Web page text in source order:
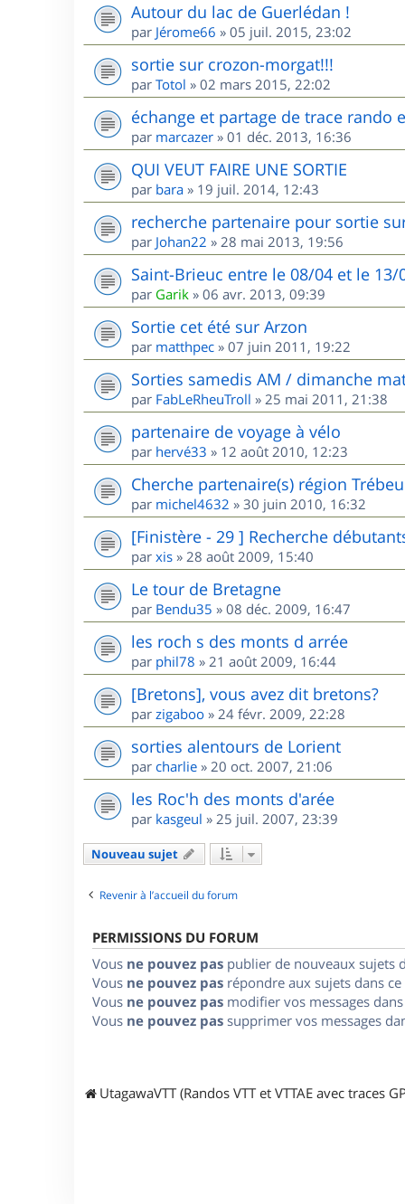
Autour du lac de Guerlédan !
par Jérome66 » 05 juil. 2015, 23:02
sortie sur crozon-morgat!!!
par Totol » 02 mars 2015, 22:02
échange et partage de trace rando
par marcazer » 01 déc. 2013, 16:36
QUI VEUT FAIRE UNE SORTIE
par bara » 19 juil. 2014, 12:43
recherche partenaire pour sortie
par Johan22 » 28 mai 2013, 19:56
Saint-Brieuc entre le 08/04 et le 13/
par Garik » 06 avr. 2013, 09:39
Sortie cet été sur Arzon
par matthpec » 07 juin 2011, 19:22
Sorties samedis AM / dimanche
par FabLeRheuTroll » 25 mai 2011, 21:38
partenaire de voyage à vélo
par hervé33 » 12 août 2010, 12:23
Cherche partenaire(s) région
par michel4632 » 30 juin 2010, 16:32
[Finistère - 29 ] Recherche
par xis » 28 août 2009, 15:40
Le tour de Bretagne
par Bendu35 » 08 déc. 2009, 16:47
les roch s des monts d arrée
par phil78 » 21 août 2009, 16:44
[Bretons], vous avez dit bretons?
par zigaboo » 24 févr. 2009, 22:28
sorties alentours de Lorient
par charlie » 20 oct. 2007, 21:06
les Roc'h des monts d'arée
par kasgeul » 25 juil. 2007, 23:39
Nouveau sujet
Revenir à l’accueil du forum
PERMISSIONS DU FORUM
Vous ne pouvez pas publier de nouveaux sujets
Vous ne pouvez pas répondre aux sujets dans
Vous ne pouvez pas modifier vos messages
Vous ne pouvez pas supprimer vos messages
UtagawaVTT (Randos VTT et VTTAE avec traces